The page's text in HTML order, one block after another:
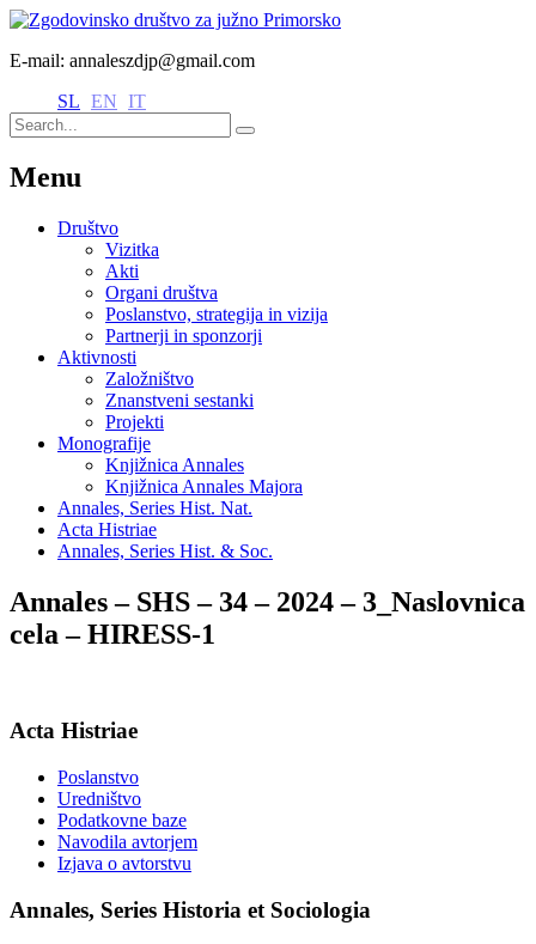
E-mail: annaleszdjp@gmail.com
SL EN IT
Menu
Društvo
Vizitka
Akti
Organi društva
Poslanstvo, strategija in vizija
Partnerji in sponzorji
Aktivnosti
Založništvo
Znanstveni sestanki
Projekti
Monografije
Knjižnica Annales
Knjižnica Annales Majora
Annales, Series Hist. Nat.
Acta Histriae
Annales, Series Hist. & Soc.
Annales – SHS – 34 – 2024 – 3_Naslovnica
cela – HIRESS-1
Acta Histriae
Poslanstvo
Uredništvo
Podatkovne baze
Navodila avtorjem
Izjava o avtorstvu
Annales, Series Historia et Sociologia